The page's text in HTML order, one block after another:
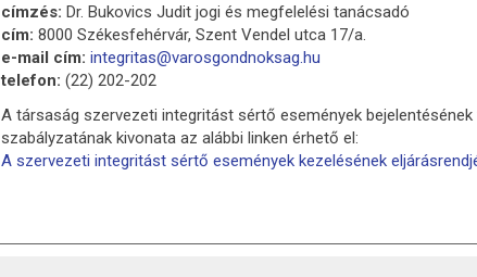
címzés: Dr. Bukovics Judit jogi és megfelelési tanácsadó
cím: 8000 Székesfehérvár, Szent Vendel utca 17/a.
e-mail cím: integritas@varosgondnoksag.hu
telefon: (22) 202-202
A társaság szervezeti integritást sértő események
szabályzatának kivonata az alábbi linken érhető el:
A szervezeti integritást sértő események kezelésének